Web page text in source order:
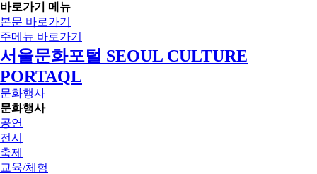
바로가기 메뉴
본문 바로가기
주메뉴 바로가기
서울문화포털 SEOUL CULTURE
PORTAQL
문화행사
문화행사
공연
전시
축제
교육/체험